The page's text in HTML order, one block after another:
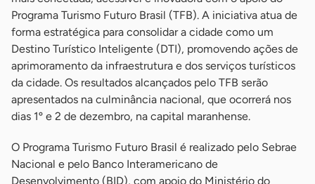
Programa Turismo Futuro Brasil (TFB). A iniciativa atua de
forma estratégica para consolidar a cidade como um
Destino Turístico Inteligente (DTI), promovendo ações de
aprimoramento da infraestrutura e dos serviços turísticos
da cidade. Os resultados alcançados pelo TFB serão
apresentados na culminância nacional, que ocorrerá nos
dias 1º e 2 de dezembro, na capital maranhense.
O Programa Turismo Futuro Brasil é realizado pelo Sebrae
Nacional e pelo Banco Interamericano de
Desenvolvimento (BID), com apoio do Ministério do